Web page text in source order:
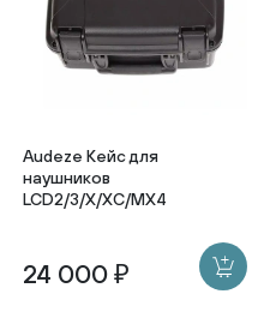
Audeze Кейс для
наушников
LCD2/3/X/XC/MX4
24 000 ₽